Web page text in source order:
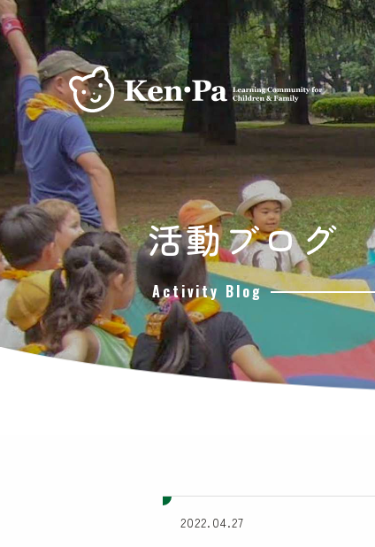
活動ブログ
Activity Blog
2022.04.27